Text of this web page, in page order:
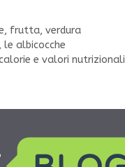
, frutta,verdura
le albicocche
e valori nutrizionali